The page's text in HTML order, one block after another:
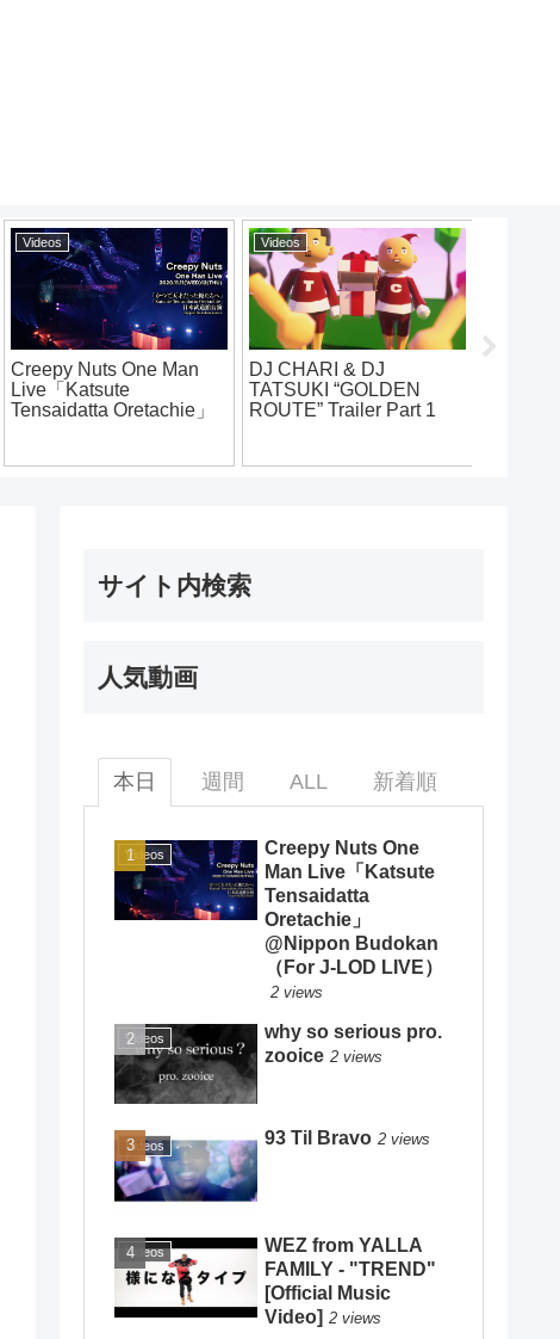
Videos
八咫烏.vs.DARK.凱旋MC
battle東西選抜夏ノ陣
2019.シード戦
Videos
[MV] Monthly Final /
サイト内検索
人気動画
本日 週間 ALL 新着順
Videos
Creepy Nuts One
Man Live「Katsute
Tensaidatta
Oretachie」
@Nippon Budokan
（For J-LOD LIVE）
2 views
Videos
why so serious pro.
zooice 2 views
Videos 93 Til Bravo 2 views
Videos
WEZ from YALLA
FAMILY - "TREND"
[Official Music
Video] 2 views